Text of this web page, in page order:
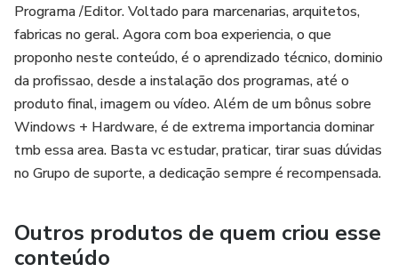
Programa /Editor. Voltado para marcenarias, arquitetos,
fabricas no geral. Agora com boa experiencia, o que
proponho neste conteúdo, é o aprendizado técnico, dominio
da profissao, desde a instalação dos programas, até o
produto final, imagem ou vídeo. Além de um bônus sobre
Windows + Hardware, é de extrema importancia dominar
tmb essa area. Basta vc estudar, praticar, tirar suas dúvidas
no Grupo de suporte, a dedicação sempre é recompensada.
Outros produtos de quem criou esse
conteúdo